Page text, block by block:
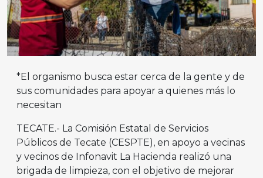
*El organismo busca estar cerca de la gente y de
sus comunidades para apoyar a quienes más lo
necesitan
TECATE.- La Comisión Estatal de Servicios
Públicos de Tecate (CESPTE), en apoyo a vecinas
y vecinos de Infonavit La Hacienda realizó una
brigada de limpieza, con el objetivo de mejorar